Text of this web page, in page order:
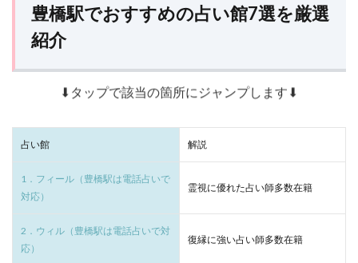
豊橋駅でおすすめの占い館7選を厳選
紹介
⬇タップで該当の箇所にジャンプします⬇
占い館 解説
1．フィール（豊橋駅は電話占いで
対応）
霊視に優れた占い師多数在籍
2．ウィル（豊橋駅は電話占いで対
応）
復縁に強い占い師多数在籍